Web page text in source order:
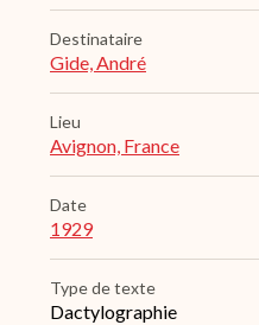
Destinataire
Gide, André
Lieu
Avignon, France
Date
1929
Type de texte
Dactylographie